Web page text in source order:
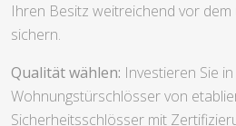
Ihren Besitz weitreichend vor
sichern.
Qualität wählen: Investieren Sie
Wohnungstürschlösser von
Sicherheitsschlösser mit